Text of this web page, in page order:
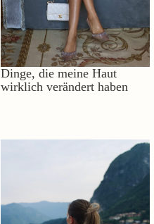
Dinge, die meine Haut
wirklich verändert haben